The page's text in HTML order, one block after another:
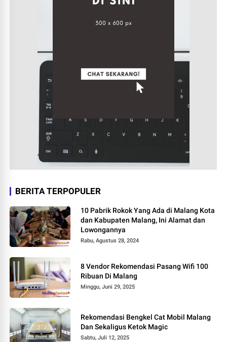
BERITA TERPOPULER
10 Pabrik Rokok Yang Ada di Malang Kota
dan Kabupaten Malang, Ini Alamat dan
Lowongannya
Rabu, Agustus 28, 2024
8 Vendor Rekomendasi Pasang Wifi 100
Ribuan Di Malang
Minggu, Juni 29, 2025
Rekomendasi Bengkel Cat Mobil Malang
Dan Sekaligus Ketok Magic
Sabtu, Juli 12, 2025